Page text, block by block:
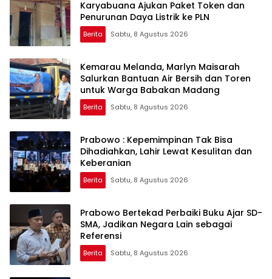
Karyabuana Ajukan Paket Token dan
Penurunan Daya Listrik ke PLN
Berita Sabtu, 8 Agustus 2026
Kemarau Melanda, Marlyn Maisarah
Salurkan Bantuan Air Bersih dan Toren
untuk Warga Babakan Madang
Berita Sabtu, 8 Agustus 2026
Prabowo : Kepemimpinan Tak Bisa
Dihadiahkan, Lahir Lewat Kesulitan dan
Keberanian
Berita Sabtu, 8 Agustus 2026
Prabowo Bertekad Perbaiki Buku Ajar SD-
SMA, Jadikan Negara Lain sebagai
Referensi
Berita Sabtu, 8 Agustus 2026